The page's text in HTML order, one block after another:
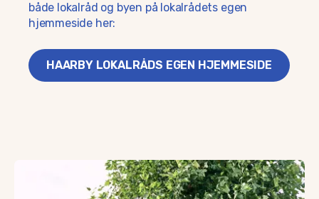
både lokalråd og byen på lokalrådets egen
hjemmeside her:
HAARBY LOKALRÅDS EGEN HJEMMESIDE